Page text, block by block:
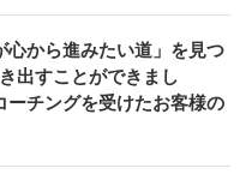
心から進みたい道」を見つ
出すことができまし
ーチングを受けたお客様の